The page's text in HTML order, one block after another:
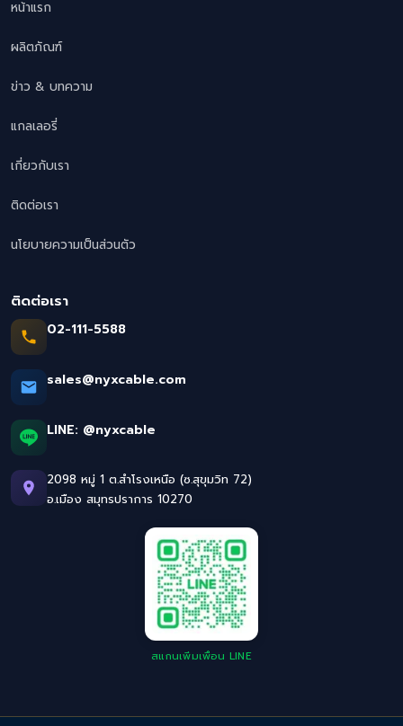
หน้าแรก
ผลิตภัณฑ์
ข่าว & บทความ
แกลเลอรี่
เกี่ยวกับเรา
ติดต่อเรา
นโยบายความเป็นส่วนตัว
ติดต่อเรา
02-111-5588
sales@nyxcable.com
LINE: @nyxcable
2098 หมู่ 1 ต.สำโรงเหนือ (ซ.สุขุมวิท 72)
อ.เมือง สมุทรปราการ 10270
สแกนเพิ่มเพื่อน LINE